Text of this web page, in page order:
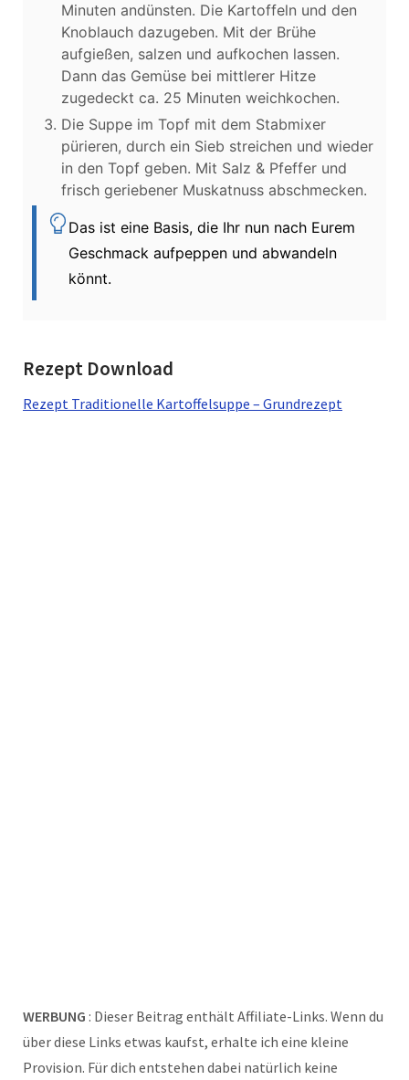
Minuten andünsten. Die Kartoffeln und den
Knoblauch dazugeben. Mit der Brühe
aufgießen, salzen und aufkochen lassen.
Dann das Gemüse bei mittlerer Hitze
zugedeckt ca. 25 Minuten weichkochen.
Die Suppe im Topf mit dem Stabmixer
pürieren, durch ein Sieb streichen und wieder
in den Topf geben. Mit Salz & Pfeffer und
frisch geriebener Muskatnuss abschmecken.
Das ist eine Basis, die Ihr nun nach Eurem
Geschmack aufpeppen und abwandeln
könnt.
Rezept Download
Rezept Traditionelle Kartoffelsuppe – Grundrezept
WERBUNG : Dieser Beitrag enthält Affiliate-Links. Wenn du
über diese Links etwas kaufst, erhalte ich eine kleine
Provision. Für dich entstehen dabei natürlich keine